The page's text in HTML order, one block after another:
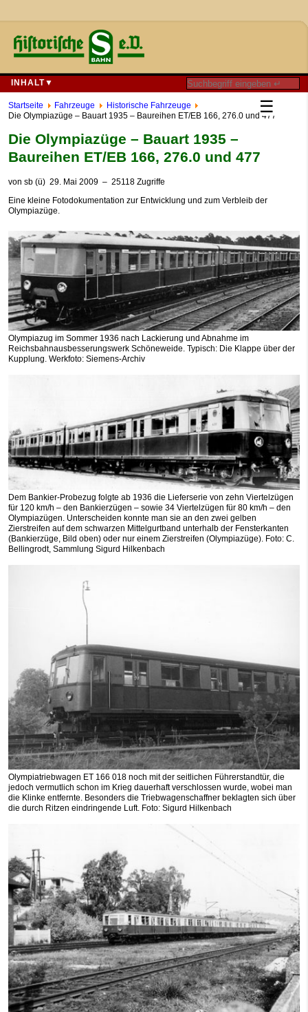
INHALT▼
☰
Startseite Fahrzeuge
Historische Fahrzeuge
Die Olympiazüge – Bauart 1935 – Baureihen ET/EB 166, 276.0 und 477
Die Olympiazüge – Bauart 1935 –
Baureihen ET/EB 166, 276.0 und 477
von sb (ü) 29. Mai 2009 – 25118 Zugriffe
Eine kleine Fotodokumentation zur Entwicklung und zum Verbleib der
Olympiazüge.
Olympiazug im Sommer 1936 nach Lackierung und Abnahme im
Reichsbahnausbesserungswerk Schöneweide. Typisch: Die Klappe über der
Kupplung. Werkfoto: Siemens-Archiv
Dem Bankier-Probezug folgte ab 1936 die Lieferserie von zehn Viertelzügen
für 120 km/h – den Bankierzügen – sowie 34 Viertelzügen für 80 km/h – den
Olympiazügen. Unterscheiden konnte man sie an den zwei gelben
Zierstreifen auf dem schwarzen Mittelgurtband unterhalb der Fensterkanten
(Bankierzüge, Bild oben) oder nur einem Zierstreifen (Olympiazüge). Foto: C.
Bellingrodt, Sammlung Sigurd Hilkenbach
Olympiatriebwagen ET 166 018 noch mit der seitlichen Führerstandtür, die
jedoch vermutlich schon im Krieg dauerhaft verschlossen wurde, wobei man
die Klinke entfernte. Besonders die Triebwagenschaffner beklagten sich über
die durch Ritzen eindringende Luft. Foto: Sigurd Hilkenbach